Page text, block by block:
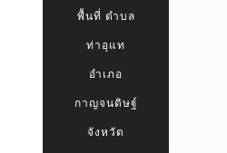
พื้นที่ ตำบล
ท่าอุแท
อำเภอ
กาญจนดิษฐ์
จังหวัด